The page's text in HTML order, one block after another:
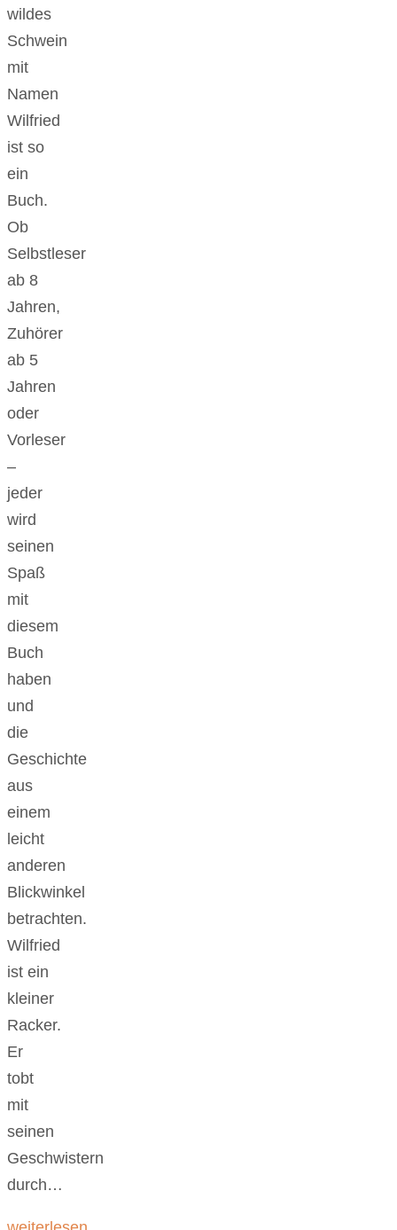
wildes
Schwein
mit
Namen
Wilfried
ist so
ein
Buch.
Ob
Selbstleser
ab 8
Jahren,
Zuhörer
ab 5
Jahren
oder
Vorleser
–
jeder
wird
seinen
Spaß
mit
diesem
Buch
haben
und
die
Geschichte
aus
einem
leicht
anderen
Blickwinkel
betrachten.
Wilfried
ist ein
kleiner
Racker.
Er
tobt
mit
seinen
Geschwistern
durch…